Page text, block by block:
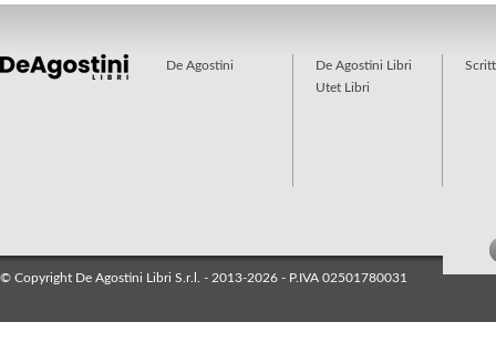
De Agostini
De Agostini Libri
Utet Libri
© Copyright De Agostini Libri S.r.l. - 2013-2026 - P.IVA 02501780031